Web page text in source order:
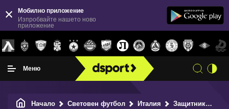
Мобилно приложение
Изпробвайте нашето ново
приложение
Меню
Начало Световен футбол Италия Защитник на Милан помогнал на Рома да вземе сегашния си голмайстор